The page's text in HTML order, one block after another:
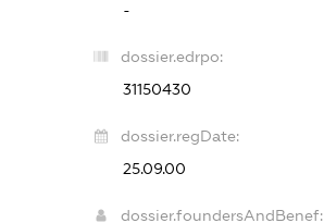
-
dossier.edrpo:
31150430
dossier.regDate:
25.09.00
dossier.foundersAndBenef: